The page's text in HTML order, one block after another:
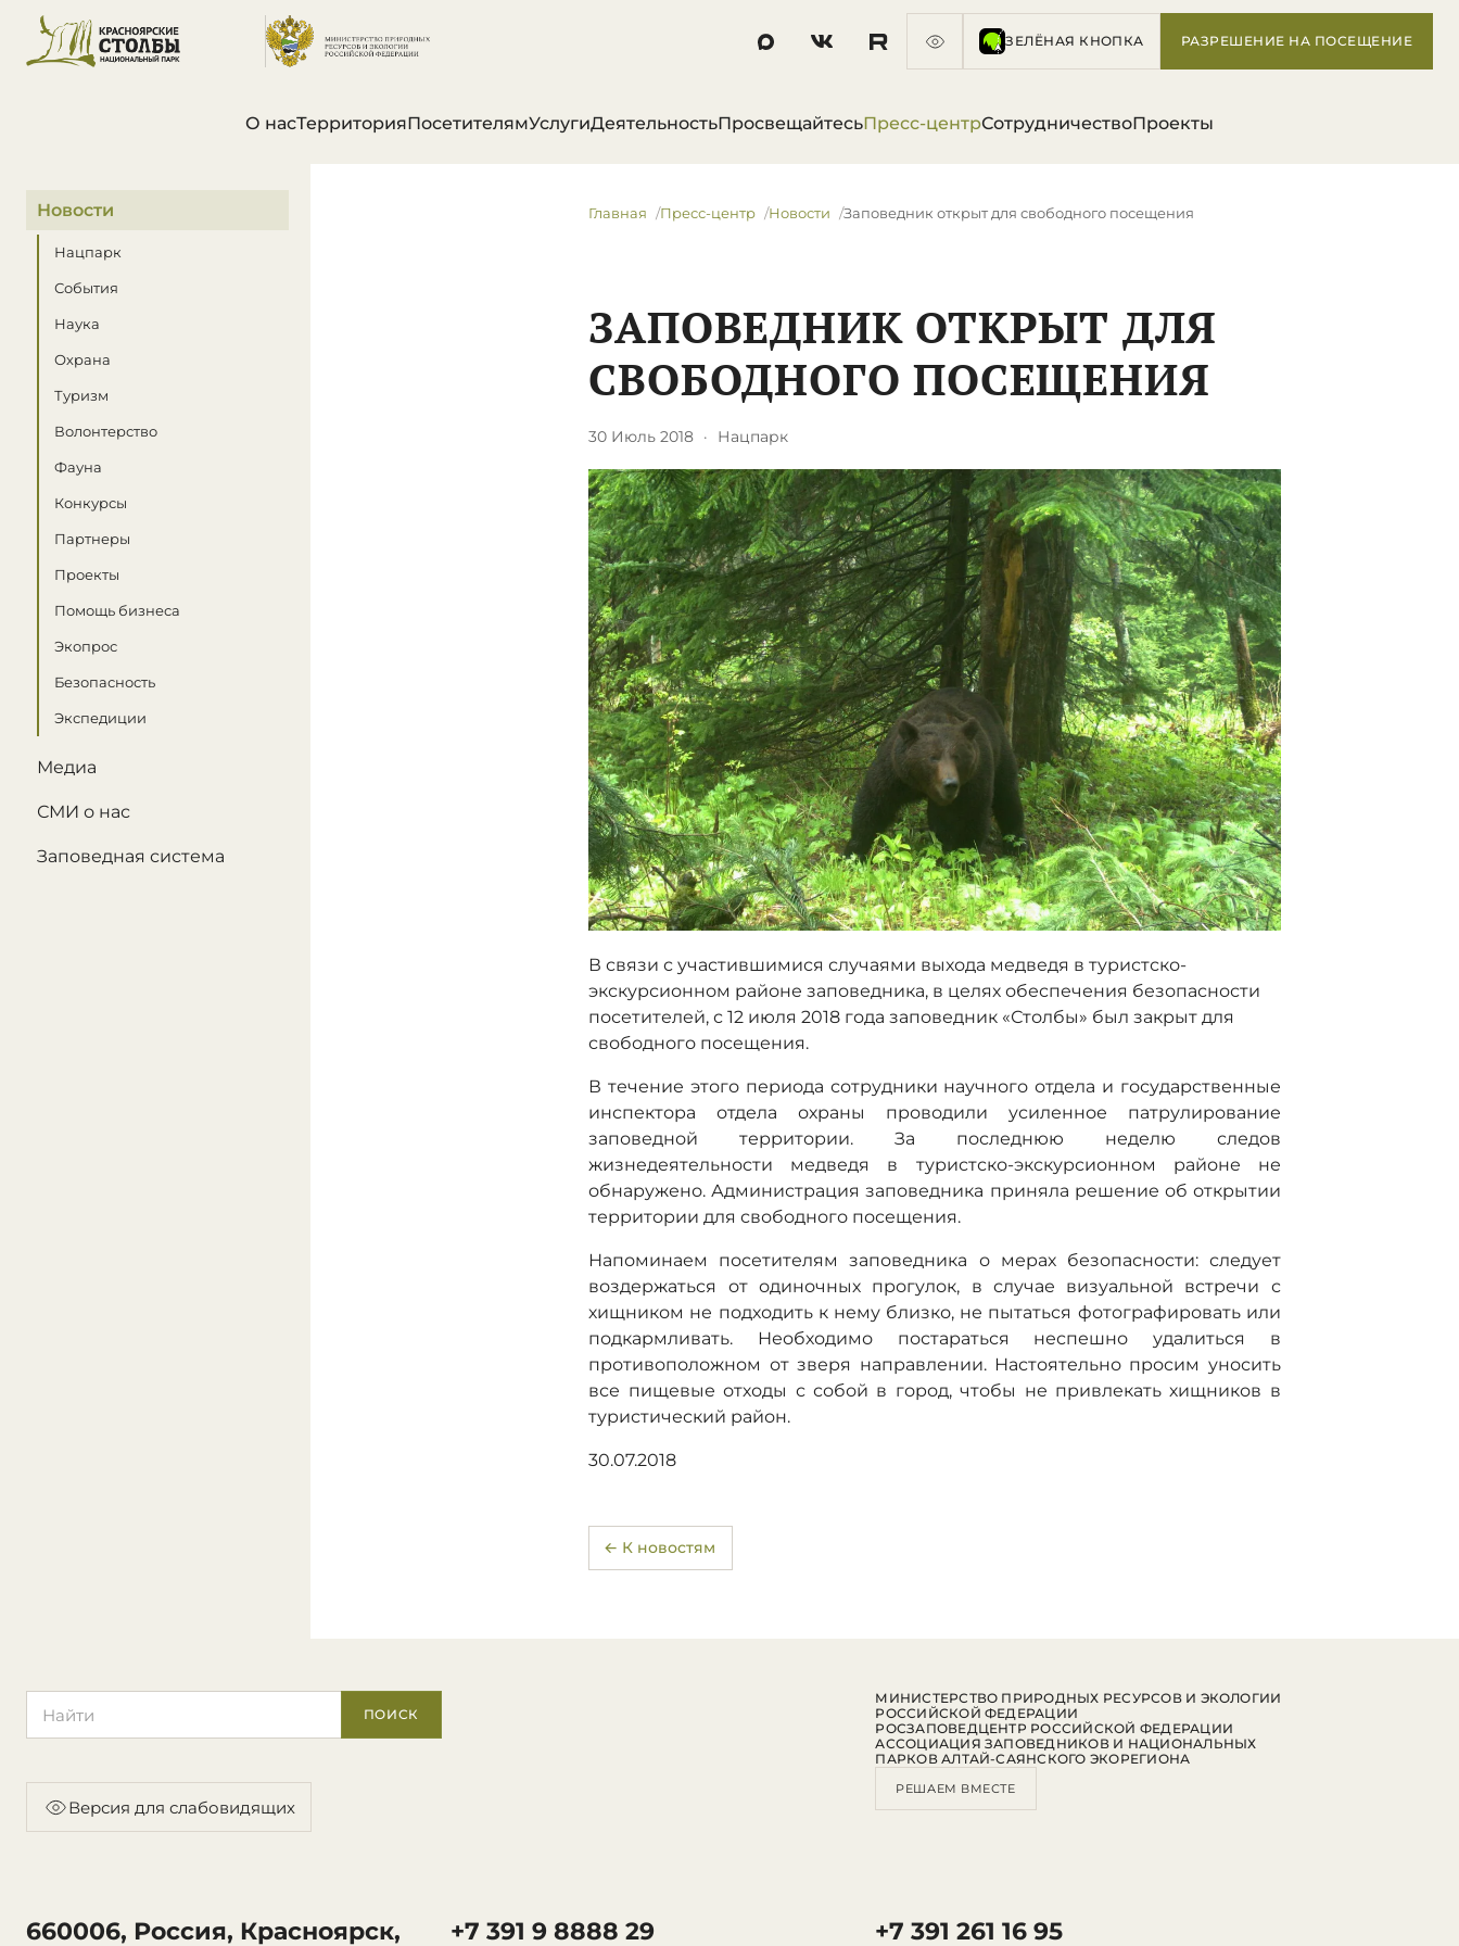
ЗЕЛЁНАЯ КНОПКА РАЗРЕШЕНИЕ НА ПОСЕЩЕНИЕ
О насТерриторияПосетителямУслугиДеятельностьПросвещайтесьПресс-центрСотрудничествоПроекты
В этом разделе
Новости
Нацпарк
События
Наука
Охрана
Туризм
Волонтерство
Фауна
Конкурсы
Партнеры
Проекты
Помощь бизнеса
Экопрос
Безопасность
Экспедиции
Медиа
СМИ о нас
Заповедная система
Главная Пресс-центр Новости Заповедник открыт для свободного посещения
ЗАПОВЕДНИК ОТКРЫТ ДЛЯ
СВОБОДНОГО ПОСЕЩЕНИЯ
30 Июль 2018 · Нацпарк
В связи с участившимися случаями выхода медведя в туристско-
экскурсионном районе заповедника, в целях обеспечения безопасности
посетителей, с 12 июля 2018 года заповедник «Столбы» был закрыт для
свободного посещения.
В течение этого периода сотрудники научного отдела и государственные
инспектора отдела охраны проводили усиленное патрулирование
заповедной территории. За последнюю неделю следов
жизнедеятельности медведя в туристско-экскурсионном районе не
обнаружено. Администрация заповедника приняла решение об открытии
территории для свободного посещения.
Напоминаем посетителям заповедника о мерах безопасности: следует
воздержаться от одиночных прогулок, в случае визуальной встречи с
хищником не подходить к нему близко, не пытаться фотографировать или
подкармливать. Необходимо постараться неспешно удалиться в
противоположном от зверя направлении. Настоятельно просим уносить
все пищевые отходы с собой в город, чтобы не привлекать хищников в
туристический район.
30.07.2018
← К новостям
ПОИСК
Версия для слабовидящих
660006, Россия, Красноярск,
+7 391 9 8888 29 +7 391 261 16 95
МИНИСТЕРСТВО ПРИРОДНЫХ РЕСУРСОВ И ЭКОЛОГИИ
РОССИЙСКОЙ ФЕДЕРАЦИИ
РОСЗАПОВЕДЦЕНТР РОССИЙСКОЙ ФЕДЕРАЦИИ
АССОЦИАЦИЯ ЗАПОВЕДНИКОВ И НАЦИОНАЛЬНЫХ
ПАРКОВ АЛТАЙ-САЯНСКОГО ЭКОРЕГИОНА
РЕШАЕМ ВМЕСТЕ